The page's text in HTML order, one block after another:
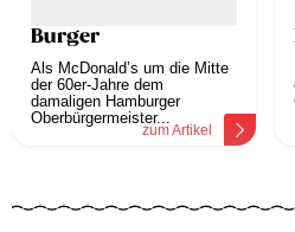
Burger
Als McDonald’s um die Mitte
der 60er-Jahre dem
damaligen Hamburger
Oberbürgermeister...
zum Artikel